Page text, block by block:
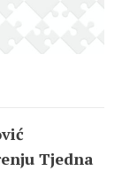
Tjedna